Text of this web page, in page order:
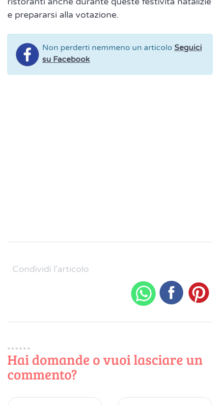
e prepararsi alla votazione.
Non perderti nemmeno un articolo Seguici
su Facebook
Condividi l'articolo
Hai domande o vuoi lasciare un
commento?